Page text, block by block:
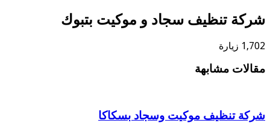
شركة تنظيف سجاد و موكيت بتبوك
1,702 زيارة
مقالات مشابهة
شركة تنظيف موكيت وسجاد بسكاكا